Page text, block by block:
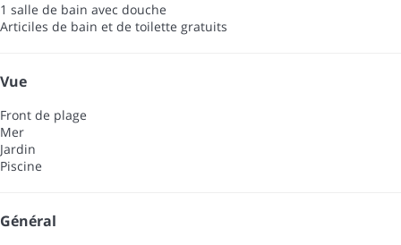
1 salle de bain avec douche
Articiles de bain et de toilette gratuits
Vue
Front de plage
Mer
Jardin
Piscine
Général